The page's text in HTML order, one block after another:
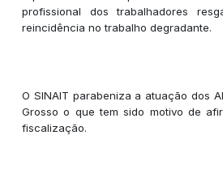
profissional dos trabalhadores
reincidência no trabalho degradante.
O SINAIT parabeniza a atuação dos
Grosso o que tem sido motivo de
fiscalização.